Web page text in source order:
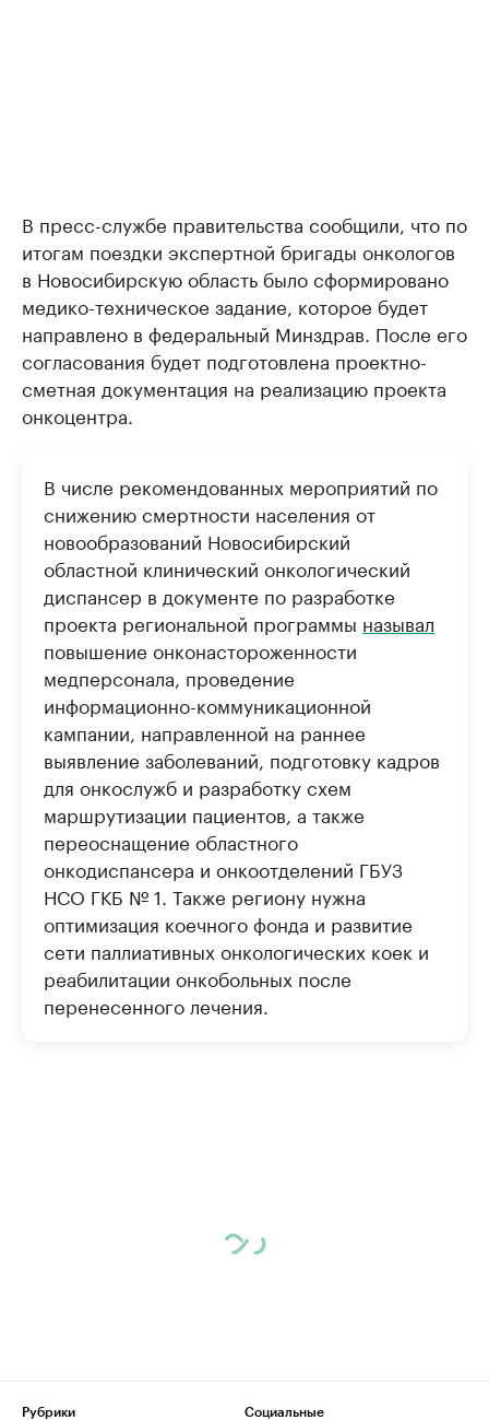
В пресс-службе правительства сообщили, что по
итогам поездки экспертной бригады онкологов
в Новосибирскую область было сформировано
медико-техническое задание, которое будет
направлено в федеральный Минздрав. После его
согласования будет подготовлена проектно-
сметная документация на реализацию проекта
онкоцентра.
В числе рекомендованных мероприятий по
снижению смертности населения от
новообразований Новосибирский
областной клинический онкологический
диспансер в документе по разработке
проекта региональной программы называл
повышение онконастороженности
медперсонала, проведение
информационно-коммуникационной
кампании, направленной на раннее
выявление заболеваний, подготовку кадров
для онкослужб и разработку схем
маршрутизации пациентов, а также
переоснащение областного
онкодиспансера и онкоотделений ГБУЗ
НСО ГКБ № 1. Также региону нужна
оптимизация коечного фонда и развитие
сети паллиативных онкологических коек и
реабилитации онкобольных после
перенесенного лечения.
Рубрики
Социальные